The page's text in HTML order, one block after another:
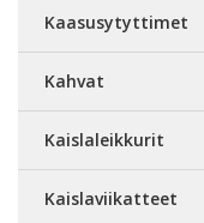
Kaasusytyttimet
Kahvat
Kaislaleikkurit
Kaislaviikatteet